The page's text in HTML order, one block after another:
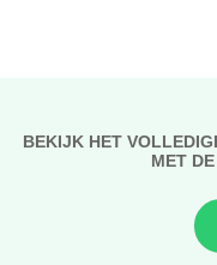
BEKIJK HET
MET